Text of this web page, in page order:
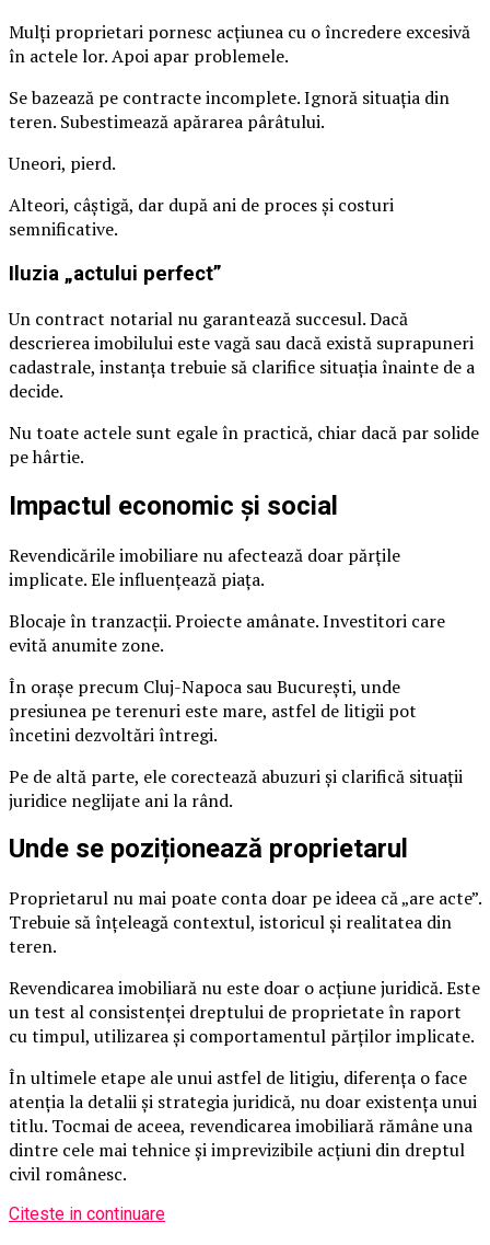
Mulți proprietari pornesc acțiunea cu o încredere excesivă
în actele lor. Apoi apar problemele.
Se bazează pe contracte incomplete. Ignoră situația din
teren. Subestimează apărarea pârâtului.
Uneori, pierd.
Alteori, câștigă, dar după ani de proces și costuri
semnificative.
Iluzia „actului perfect”
Un contract notarial nu garantează succesul. Dacă
descrierea imobilului este vagă sau dacă există suprapuneri
cadastrale, instanța trebuie să clarifice situația înainte de a
decide.
Nu toate actele sunt egale în practică, chiar dacă par solide
pe hârtie.
Impactul economic și social
Revendicările imobiliare nu afectează doar părțile
implicate. Ele influențează piața.
Blocaje în tranzacții. Proiecte amânate. Investitori care
evită anumite zone.
În orașe precum Cluj-Napoca sau București, unde
presiunea pe terenuri este mare, astfel de litigii pot
încetini dezvoltări întregi.
Pe de altă parte, ele corectează abuzuri și clarifică situații
juridice neglijate ani la rând.
Unde se poziționează proprietarul
Proprietarul nu mai poate conta doar pe ideea că „are acte”.
Trebuie să înțeleagă contextul, istoricul și realitatea din
teren.
Revendicarea imobiliară nu este doar o acțiune juridică. Este
un test al consistenței dreptului de proprietate în raport
cu timpul, utilizarea și comportamentul părților implicate.
În ultimele etape ale unui astfel de litigiu, diferența o face
atenția la detalii și strategia juridică, nu doar existența unui
titlu. Tocmai de aceea, revendicarea imobiliară rămâne una
dintre cele mai tehnice și imprevizibile acțiuni din dreptul
civil românesc.
Citeste in continuare